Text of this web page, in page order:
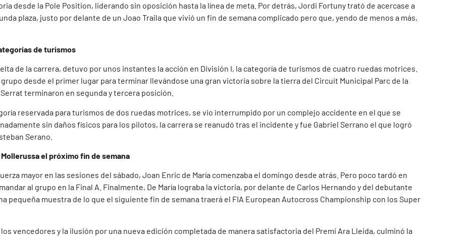
desde la Pole Position, liderando sin oposición hasta la línea de meta. Por detrás, Jordi Fortuny trató de acercase a
plaza, justo por delante de un Joao Traila que vivió un fin de semana complicado pero que, yendo de menos a más,
de turismos
de la carrera, detuvo por unos instantes la acción en División I, la categoría de turismos de cuatro ruedas motrices.
desde el primer lugar para terminar llevándose una gran victoria sobre la tierra del Circuit Municipal Parc de la
terminaron en segunda y tercera posición.
reservada para turismos de dos ruedas motrices, se vio interrumpido por un complejo accidente en el que se
sin daños físicos para los pilotos, la carrera se reanudó tras el incidente y fue Gabriel Serrano el que logró
Serano.
el próximo fin de semana
mayor en las sesiones del sábado, Joan Enric de María comenzaba el domingo desde atrás. Pero poco tardó en
al grupo en la Final A. Finalmente, De María lograba la victoria, por delante de Carlos Hernando y del debutante
pequeña muestra de lo que el siguiente fin de semana traerá el FIA European Autocross Championship con los Super
vencedores y la ilusión por una nueva edición completada de manera satisfactoria del Premi Ara Lleida, culminó la